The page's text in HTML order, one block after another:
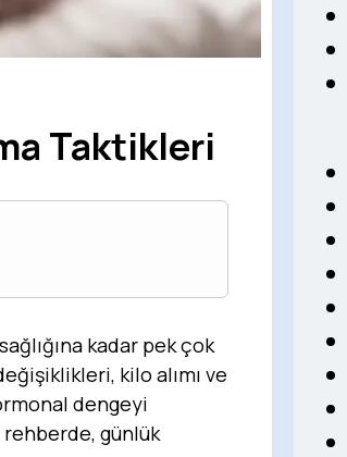
Taktikleri
kadar pek çok
kilo alımı ve
dengeyi
günlük